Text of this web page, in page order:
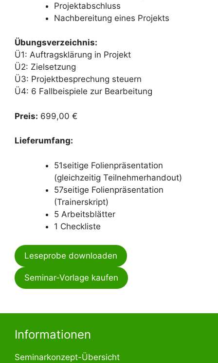
Projektabschluss
Nachbereitung eines Projekts
Übungsverzeichnis:
Ü1: Auftragsklärung in Projekt
Ü2: Zielsetzung
Ü3: Projektbesprechung steuern
Ü4: 6 Fallbeispiele zur Bearbeitung
Preis: 699,00 €
Lieferumfang:
51seitige Folienpräsentation
(gleichzeitig Teilnehmerhandout)
57seitige Folienpräsentation
(Trainerskript)
5 Arbeitsblätter
1 Checkliste
Leseprobe downloaden
Seminar-Vorlage kaufen
Informationen
Seminarkonzept-Übersicht